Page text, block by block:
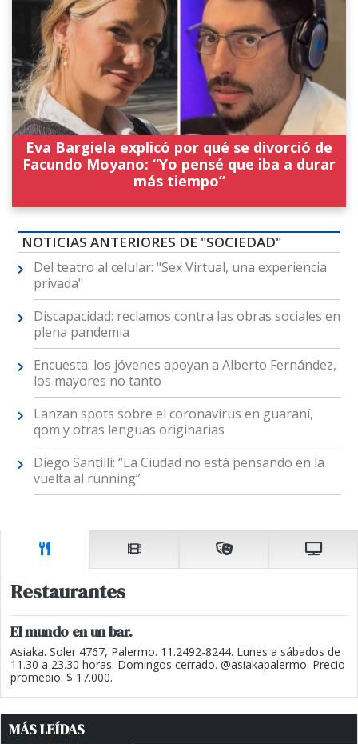
Eva Bargiela explicó por qué se divorció de
Facundo Moyano: “Yo pensé que iba a durar
más tiempo”
NOTICIAS ANTERIORES DE "SOCIEDAD"
Del teatro al celular: "Sex Virtual, una experiencia
privada"
Discapacidad: reclamos contra las obras sociales en
plena pandemia
Encuesta: los jóvenes apoyan a Alberto Fernández,
los mayores no tanto
Lanzan spots sobre el coronavirus en guaraní,
qom y otras lenguas originarias
Diego Santilli: “La Ciudad no está pensando en la
vuelta al running”
Restaurantes
El mundo en un bar.
Asiaka. Soler 4767, Palermo. 11.2492-8244. Lunes a sábados de
11.30 a 23.30 horas. Domingos cerrado. @asiakapalermo. Precio
promedio: $ 17.000.
MÁS LEÍDAS